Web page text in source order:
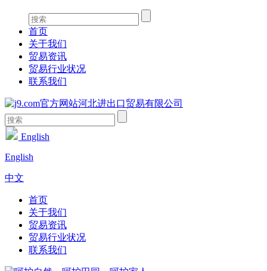
首页
关于我们
贸易资讯
贸易行业状况
联系我们
English
English
中文
首页
关于我们
贸易资讯
贸易行业状况
联系我们